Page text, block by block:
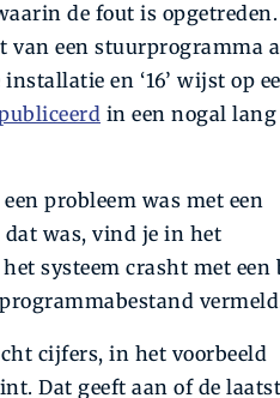
de fout is
van een stuurprogramma
en ‘16’ wijst op
in een nogal
probleem was met een
was, vind je in het
systeem crasht met een
cijfers, in het voorbeeld
Dat geeft aan of de